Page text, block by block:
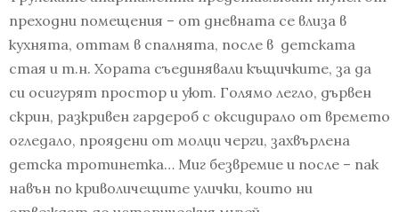
преходни помещения – от дневната се влиза в
кухнята, оттам в спалнята, после в детската
стая и т.н. Хората съединявали къщичките, за да
си осигурят простор и уют. Голямо легло, дървен
скрин, разкривен гардероб с оксидирало от времето
огледало, проядени от молци черги, захвърлена
детска тротинетка… Миг безвремие и после – пак
навън по криволичещите улички, които ни